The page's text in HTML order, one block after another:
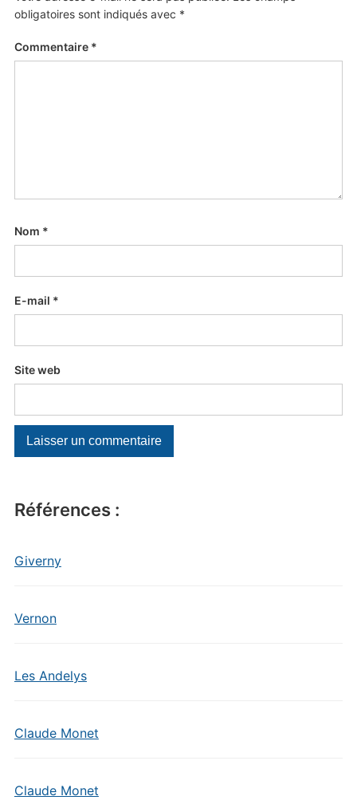
Références :
Giverny
Vernon
Les Andelys
Claude Monet
Claude Monet
obligatoires sont indiqués avec *
Commentaire *
Nom *
E-mail *
Site web